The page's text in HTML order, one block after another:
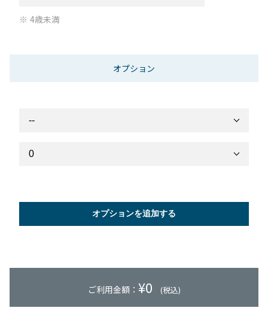
4歳未満
オプション
オプションを追加する
ご利用金額： ¥0 (税込)